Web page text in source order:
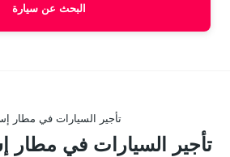
البحث عن سيارة
تأجير السيارات في مطار
تأجير السيارات في مطار